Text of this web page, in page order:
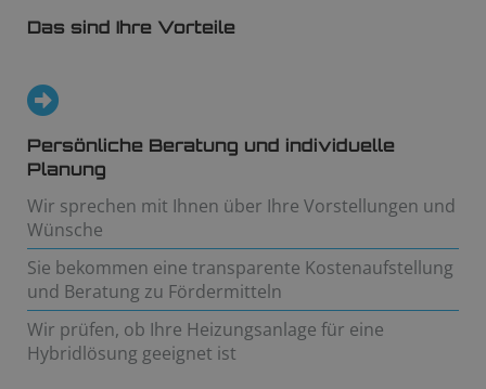
Das sind Ihre Vorteile
Persönliche Beratung und individuelle
Planung
Wir sprechen mit Ihnen über Ihre Vorstellungen und
Wünsche
Sie bekommen eine transparente Kostenaufstellung
und Beratung zu Fördermitteln
Wir prüfen, ob Ihre Heizungsanlage für eine
Hybridlösung geeignet ist